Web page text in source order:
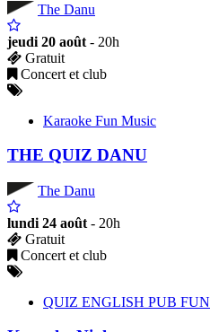
The Danu
jeudi 20 août - 20h
Gratuit
Concert et club
Karaoke Fun Music
THE QUIZ DANU
The Danu
lundi 24 août - 20h
Gratuit
Concert et club
QUIZ ENGLISH PUB FUN